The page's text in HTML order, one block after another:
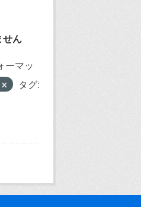
せん
ーマッ
タグ: